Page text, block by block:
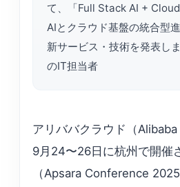
て、「Full Stack AI + Cloud
AIとクラウド基盤の統合型
新サービス・技術を発表し
のIT担当者
アリババクラウド（
9月24〜26日に杭州で開催
（Apsara Conference 2025